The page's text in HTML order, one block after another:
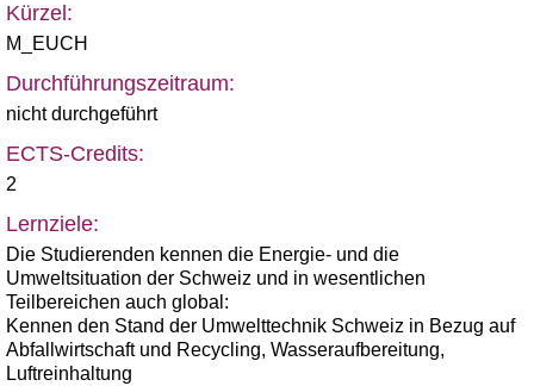
Kürzel:
M_EUCH
Durchführungszeitraum:
nicht durchgeführt
ECTS-Credits:
2
Lernziele:
Die Studierenden kennen die Energie- und die
Umweltsituation der Schweiz und in wesentlichen
Teilbereichen auch global:
Kennen den Stand der Umwelttechnik Schweiz in Bezug auf
Abfallwirtschaft und Recycling, Wasseraufbereitung,
Luftreinhaltung